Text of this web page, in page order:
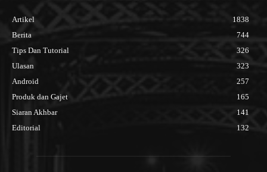
Artikel
1838
Berita
744
Tips Dan Tutorial
326
Ulasan
323
Android
257
Produk dan Gajet
165
Siaran Akhbar
141
Editorial
132